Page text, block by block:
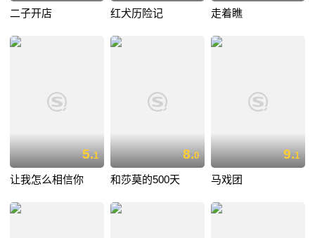
二子开店 红犬历险记 走着瞧
5.1
让我怎么相信你
8.0
和莎莫的500天
9.1
马戏团